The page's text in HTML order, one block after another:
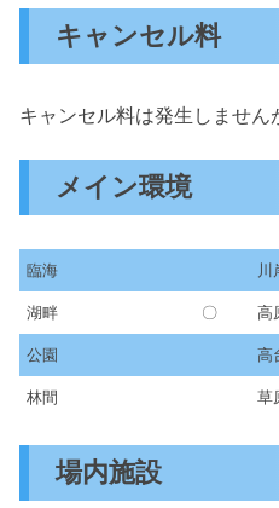
キャンセル料
キャンセル料は発生しません
メイン環境
臨海 川
湖畔 〇 高
公園 高
林間 草
場内施設